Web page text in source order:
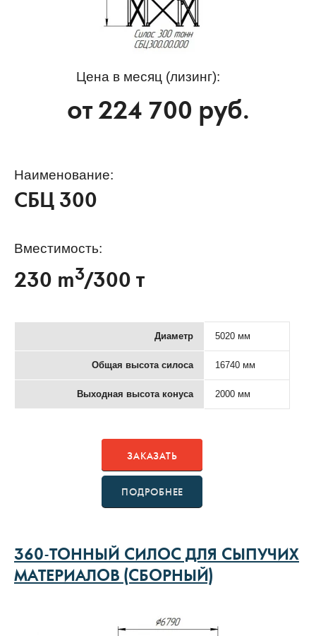
Цена в месяц (лизинг):
от 224 700 руб.
Наименование:
СБЦ 300
Вместимость:
230 m3/300 т
Диаметр 5020 мм
Общая высота силоса 16740 мм
Выходная высота конуса 2000 мм
ЗАКАЗАТЬ
ПОДРОБНЕЕ
360-ТОННЫЙ СИЛОС ДЛЯ СЫПУЧИХ
МАТЕРИАЛОВ (СБОРНЫЙ)